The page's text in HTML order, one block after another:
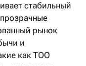
стабильный
рынок
и
как ТОО